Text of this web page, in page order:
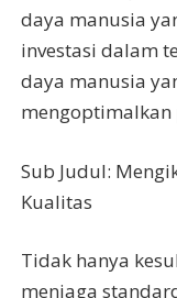
daya manusia
investasi dalam
daya manusia
Sub Judul:
Kualitas
Tidak hanya
menjaga